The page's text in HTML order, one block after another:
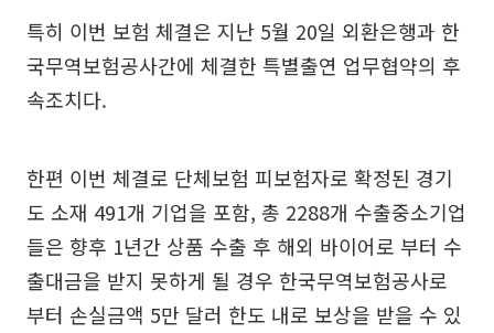
특히 이번 보험 체결은 지난 5월 20일 외환은행과 한
국무역보험공사간에 체결한 특별출연 업무협약의 후
속조치다.
한편 이번 체결로 단체보험 피보험자로 확정된 경기
도 소재 491개 기업을 포함, 총 2288개 수출중소기업
들은 향후 1년간 상품 수출 후 해외 바이어로 부터 수
출대금을 받지 못하게 될 경우 한국무역보험공사로
부터 손실금액 5만 달러 한도 내로 보상을 받을 수 있